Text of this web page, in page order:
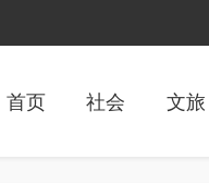
首页 社会 文旅